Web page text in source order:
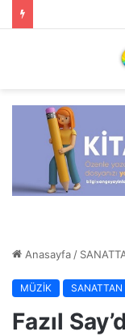
Anasayfa /
MÜZİK SANATTAN
Fazıl